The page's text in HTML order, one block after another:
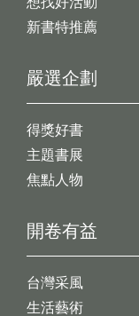
新書特推薦
開卷有益
台灣采風
生活藝術
嚴選企劃
得獎好書
主題書展
焦點人物